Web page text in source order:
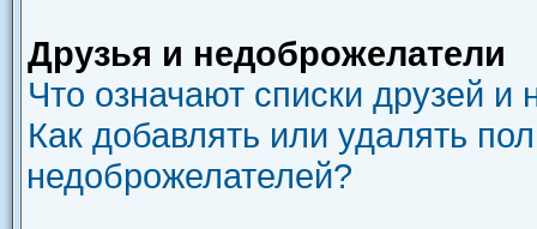
Друзья и недоброжелатели
Что означают списки друзей и
Как добавлять или удалять
недоброжелателей?